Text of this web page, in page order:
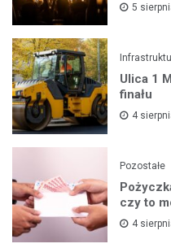
5
Ulica 1
finału
4
Pozostałe
czy to
4